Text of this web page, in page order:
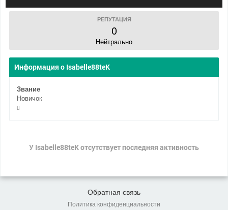
РЕПУТАЦИЯ
0
Нейтрально
Информация о Isabelle88teK
Звание
Новичок
У Isabelle88teK отсутствует последняя активность
Обратная связь
Политика конфиденциальности